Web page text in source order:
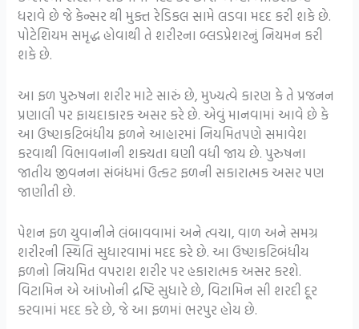
ધરાવે છે જે કેન્સર થી મુક્ત રેડિકલ સામે લડવા મદદ કરી શકે છે.
પોટેશિયમ સમૃદ્ધ હોવાથી તે શરીરના બ્લડપ્રેશરનું નિયમન કરી
શકે છે.
આ ફળ પુરુષના શરીર માટે સારું છે, મુખ્યત્વે કારણ કે તે પ્રજનન
પ્રણાલી પર ફાયદાકારક અસર કરે છે. એવું માનવામાં આવે છે કે
આ ઉષ્ણકટિબંધીય ફળને આહારમાં નિયમિતપણે સમાવેશ
કરવાથી વિભાવનાની શક્યતા ઘણી વધી જાય છે. પુરુષના
જાતીય જીવનના સંબંધમાં ઉત્કટ ફળની સકારાત્મક અસર પણ
જાણીતી છે.
પેશન ફળ યુવાનીને લંબાવવામાં અને ત્વચા, વાળ અને સમગ્ર
શરીરની સ્થિતિ સુધારવામાં મદદ કરે છે. આ ઉષ્ણકટિબંધીય
ફળનો નિયમિત વપરાશ શરીર પર હકારાત્મક અસર કરશે.
વિટામિન એ આંખોની દ્રષ્ટિ સુધારે છે, વિટામિન સી શરદી દૂર
કરવામાં મદદ કરે છે, જે આ ફળમાં ભરપુર હોય છે.